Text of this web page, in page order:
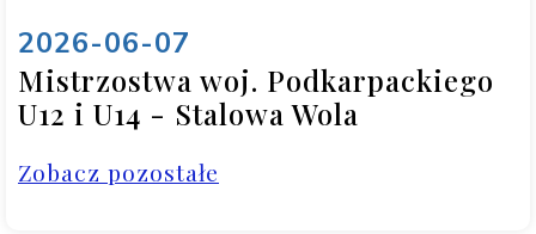
2026-06-07
Mistrzostwa woj. Podkarpackiego
U12 i U14 - Stalowa Wola
Zobacz pozostałe